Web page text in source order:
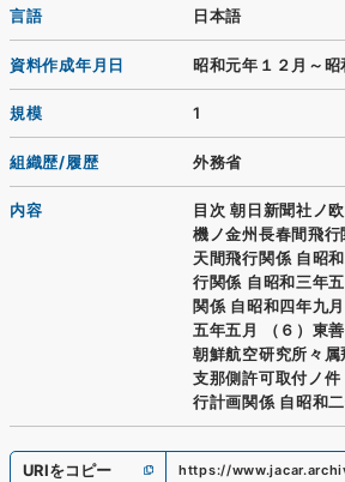
言語 日本語
資料作成年月日 昭和元年１２月～昭
規模 1
組織歴/履歴 外務省
内容
目次 朝日新聞社ノ
機ノ金州長春間飛
天間飛行関係 自昭
行関係 自昭和三年
関係 自昭和四年九
五年五月 （６）東
朝鮮航空研究所々
支那側許可取付ノ
行計画関係 自昭和
URIをコピー https://